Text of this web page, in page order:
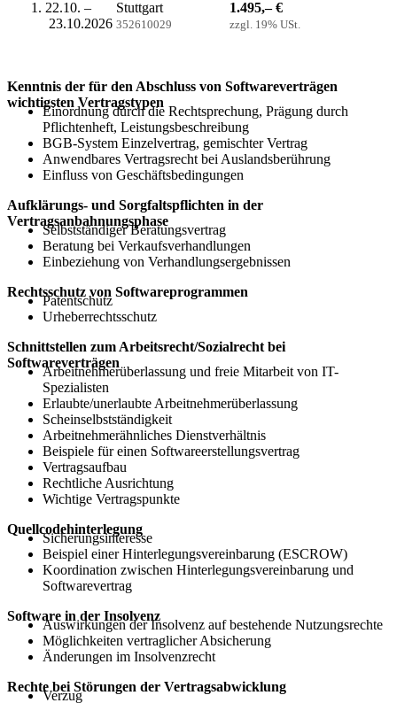
22.10. –
23.10.2026
Stuttgart
352610029
1.495,– €
zzgl. 19% USt.
Kenntnis der für den Abschluss von Softwareverträgen
wichtigsten Vertragstypen
Einordnung durch die Rechtsprechung, Prägung durch
Pflichtenheft, Leistungsbeschreibung
BGB-System Einzelvertrag, gemischter Vertrag
Anwendbares Vertragsrecht bei Auslandsberührung
Einfluss von Geschäftsbedingungen
Aufklärungs- und Sorgfaltspflichten in der
Vertragsanbahnungsphase
Selbstständiger Beratungsvertrag
Beratung bei Verkaufsverhandlungen
Einbeziehung von Verhandlungsergebnissen
Rechtsschutz von Softwareprogrammen
Patentschutz
Urheberrechtsschutz
Schnittstellen zum Arbeitsrecht/Sozialrecht bei
Softwareverträgen
Arbeitnehmerüberlassung und freie Mitarbeit von IT-
Spezialisten
Erlaubte/unerlaubte Arbeitnehmerüberlassung
Scheinselbstständigkeit
Arbeitnehmerähnliches Dienstverhältnis
Beispiele für einen Softwareerstellungsvertrag
Vertragsaufbau
Rechtliche Ausrichtung
Wichtige Vertragspunkte
Quellcodehinterlegung
Sicherungsinteresse
Beispiel einer Hinterlegungsvereinbarung (ESCROW)
Koordination zwischen Hinterlegungsvereinbarung und
Softwarevertrag
Software in der Insolvenz
Auswirkungen der Insolvenz auf bestehende Nutzungsrechte
Möglichkeiten vertraglicher Absicherung
Änderungen im Insolvenzrecht
Rechte bei Störungen der Vertragsabwicklung
Verzug